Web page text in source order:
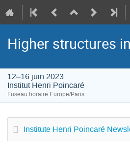
Higher structures
12–16 juin 2023
Institut Henri Poincaré
Fuseau horaire Europe/Paris
Institute Henri Poincaré